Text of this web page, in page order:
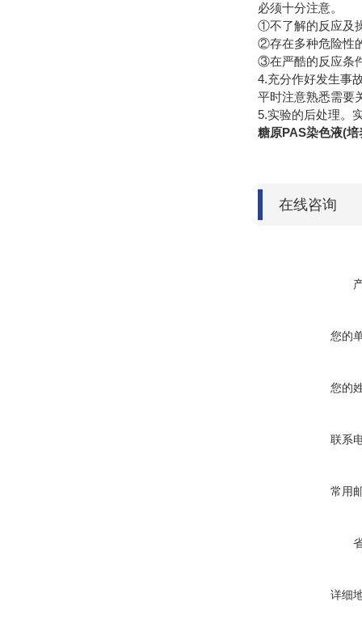
必须十分注意。
①不了解的反应及
②存在多种危险性
③在严酷的反应条
4.充分作好发生事
平时注意熟悉需要
5.实验的后处理。
糖原PAS染色液(
在线咨询
您的
您的
联系
常用
详细